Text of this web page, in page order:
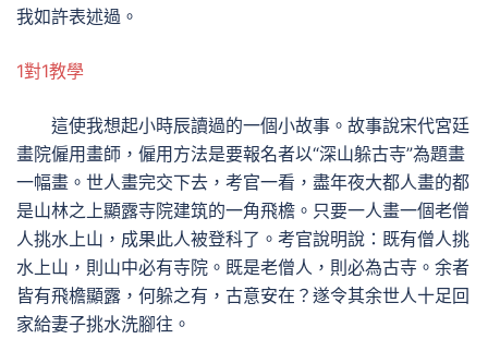
我如許表述過。
1對1教學
這使我想起小時辰讀過的一個小故事。故事說宋代宮廷
畫院僱用畫師，僱用方法是要報名者以“深山躲古寺”為題畫
一幅畫。世人畫完交下去，考官一看，盡年夜大都人畫的都
是山林之上顯露寺院建筑的一角飛檐。只要一人畫一個老僧
人挑水上山，成果此人被登科了。考官說明說：既有僧人挑
水上山，則山中必有寺院。既是老僧人，則必為古寺。余者
皆有飛檐顯露，何躲之有，古意安在？遂令其余世人十足回
家給妻子挑水洗腳往。